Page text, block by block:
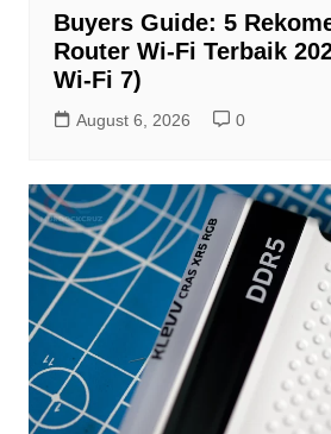
Buyers Guide: 5
Router Wi-Fi Terbaik
Wi-Fi 7)
August 6, 2026 0